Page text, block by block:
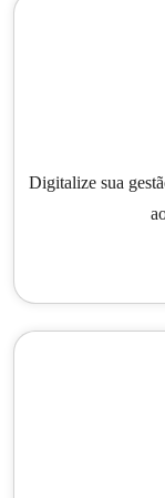
Digitalize sua